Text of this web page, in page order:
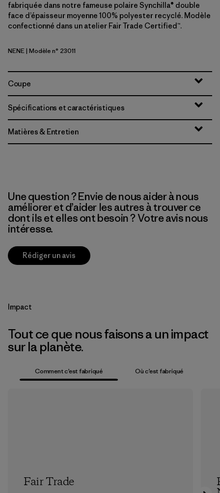
fabriquée dans notre fameuse polaire Synchilla® double
face d’épaisseur moyenne 100% polyester recyclé. Modèle
confectionné dans un atelier Fair Trade Certified™.
New Navy w/New Navy
NENE| Modèle n° 23011
Coupe
Spécifications et caractéristiques
Matières & Entretien
Une question ? Envie de nous aider à nous
améliorer et d’aider les autres à trouver ce
dont ils et elles ont besoin ? Votre avis nous
intéresse.
Rédiger un avis
Impact
Tout ce que nous faisons a un impact
sur la planète.
Comment c’est fabriqué Où c’est fabriqué
Fair Trade